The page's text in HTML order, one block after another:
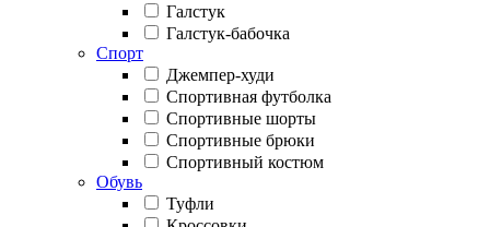
Галстук
Галстук-бабочка
Спорт
Джемпер-худи
Спортивная футболка
Спортивные шорты
Спортивные брюки
Спортивный костюм
Обувь
Туфли